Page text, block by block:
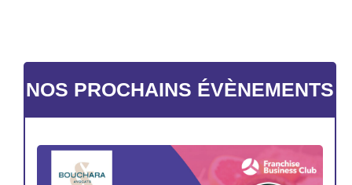
NOS PROCHAINS ÉVÈNEMENTS